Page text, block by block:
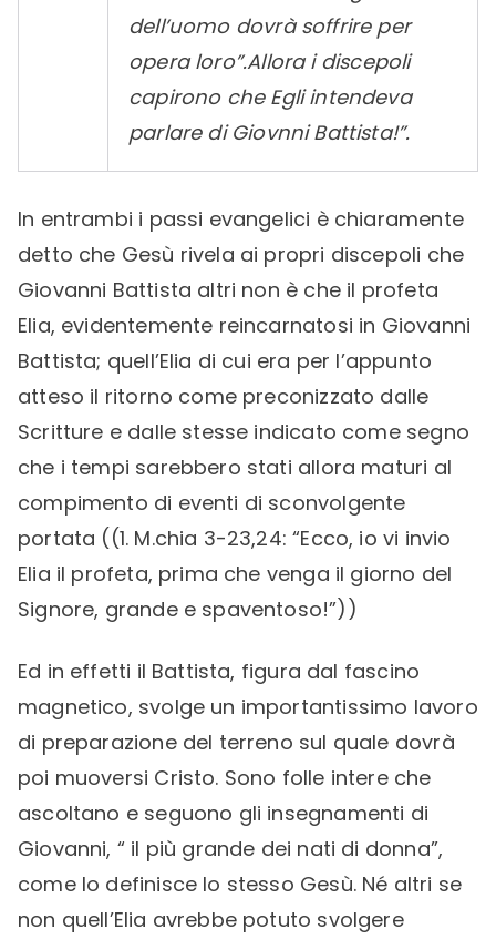
dell’uomo dovrà soffrire per
opera loro”.Allora i discepoli
capirono che Egli intendeva
parlare di Giovnni Battista!”.
In entrambi i passi evangelici è chiaramente
detto che Gesù rivela ai propri discepoli che
Giovanni Battista altri non è che il profeta
Elia, evidentemente reincarnatosi in Giovanni
Battista; quell’Elia di cui era per l’appunto
atteso il ritorno come preconizzato dalle
Scritture e dalle stesse indicato come segno
che i tempi sarebbero stati allora maturi al
compimento di eventi di sconvolgente
portata ((1. M.chia 3-23,24: “Ecco, io vi invio
Elia il profeta, prima che venga il giorno del
Signore, grande e spaventoso!”))
Ed in effetti il Battista, figura dal fascino
magnetico, svolge un importantissimo lavoro
di preparazione del terreno sul quale dovrà
poi muoversi Cristo. Sono folle intere che
ascoltano e seguono gli insegnamenti di
Giovanni, “ il più grande dei nati di donna”,
come lo definisce lo stesso Gesù. Né altri se
non quell’Elia avrebbe potuto svolgere